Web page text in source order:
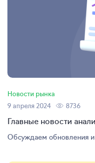
Новости рынка
9 апреля 2024
8736
Главные новости
Обсуждаем обновления